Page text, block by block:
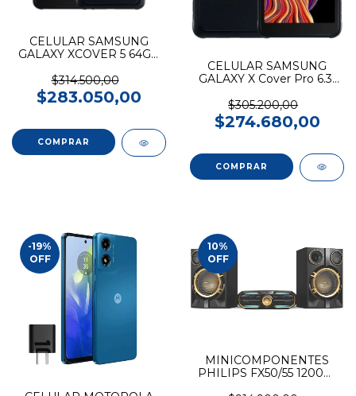
CELULAR SAMSUNG
GALAXY XCOVER 5 64GB
$314.500,00
$283.050,00
CELULAR SAMSUNG
GALAXY X Cover Pro 6.3"
$305.200,00
$274.680,00
-19%
OFF
10%
OFF
MINICOMPONENTES
PHILIPS FX50/55 1200W